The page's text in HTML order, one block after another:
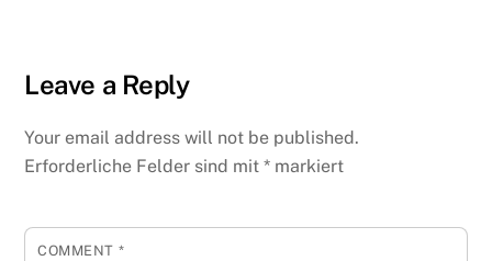
Leave a Reply
Your email address will not be published.
Erforderliche Felder sind mit* markiert
COMMENT *